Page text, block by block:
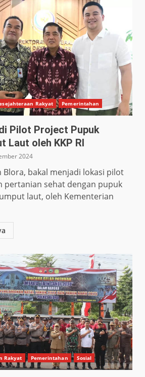
Rakyat Pemerintahan
Pilot Project Pupuk
Laut oleh KKP RI
2024
Blora, bakal menjadi lokasi pilot
pertanian sehat dengan pupuk
laut, oleh Kementerian
Rakyat Pemerintahan Sosial